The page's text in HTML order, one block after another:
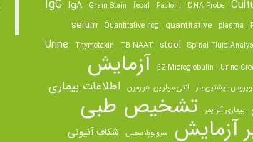
DNA Probe
Factor I
fecal
Gram Stain
IgA
IgG
plasma
quantitative
Quantitative hcg
serum
Spinal Fluid
stool
TB NAAT
Thymotaxin
Urine
Urine
β2-Microglobulin آزمایش
اپشتین بار آنتی مولرین هورمون اطلاعات بیماری
بیماری آلزایمر تشخیص طبی
آزمایش سرولوپلاسمین شکاف آنیونی